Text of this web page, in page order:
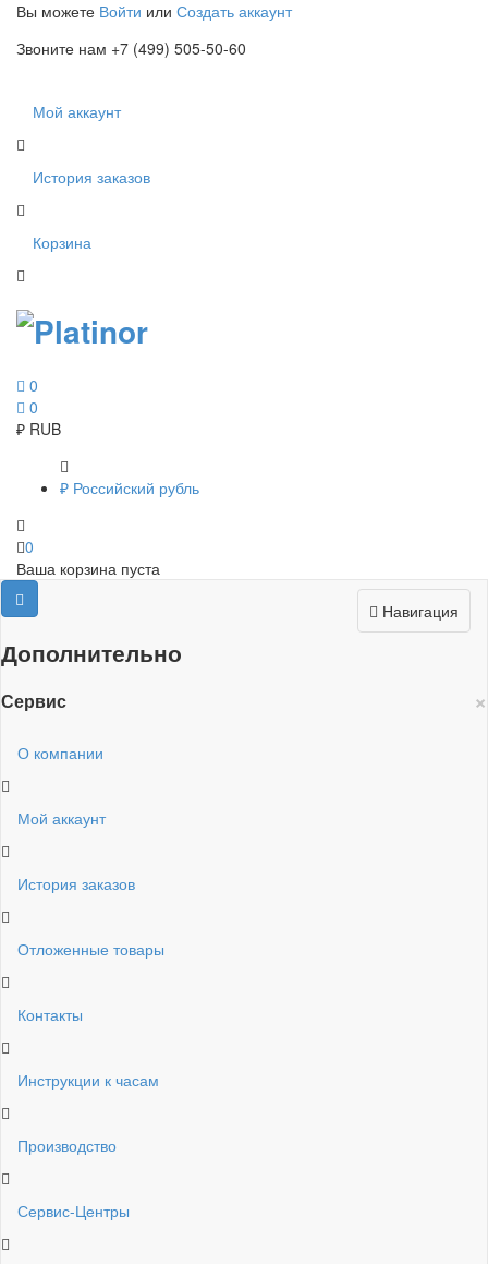
Вы можете Войти или Создать аккаунт
Звоните нам +7 (499) 505-50-60
Мой аккаунт
История заказов
Корзина
0
0
₽ RUB
₽ Российский рубль
0
Ваша корзина пуста
Навигация
Дополнительно
×
Сервис
О компании
Мой аккаунт
История заказов
Отложенные товары
Контакты
Инструкции к часам
Производство
Сервис-Центры